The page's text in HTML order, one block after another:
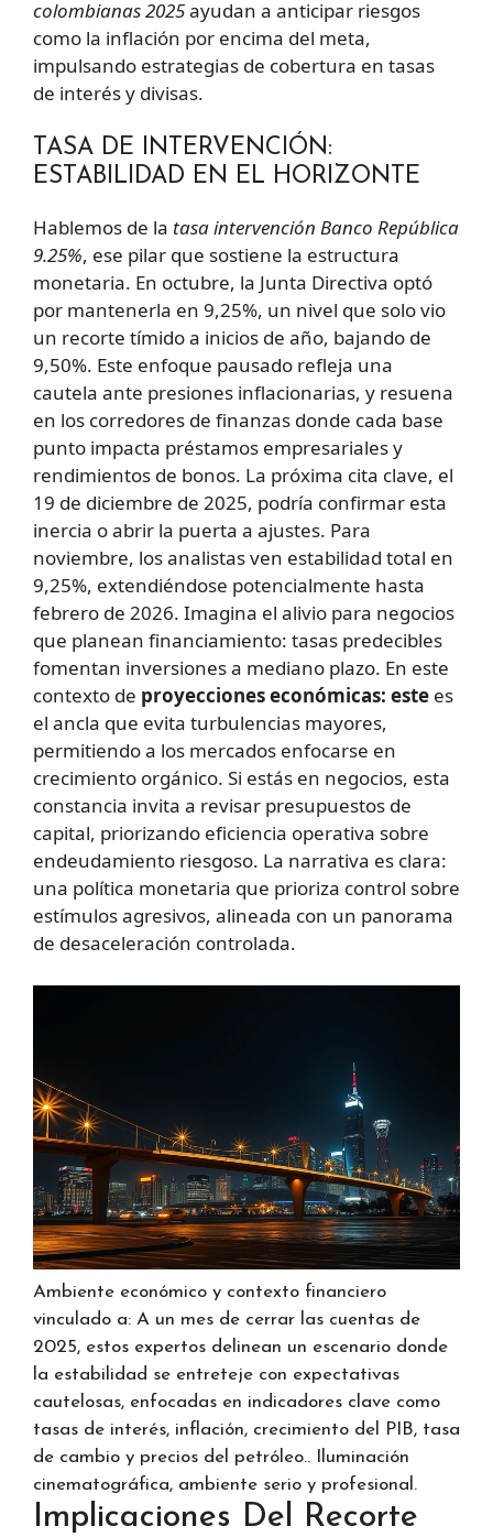
colombianas 2025ayudan a anticipar riesgos
como la inflación por encima del meta,
impulsando estrategias de cobertura en tasas
de interés y divisas.
TASA DE INTERVENCIÓN:
ESTABILIDAD EN EL HORIZONTE
Hablemos de la tasa intervención Banco República
9.25%, ese pilar que sostiene la estructura
monetaria. En octubre, la Junta Directiva optó
por mantenerla en 9,25%, un nivel que solo vio
un recorte tímido a inicios de año, bajando de
9,50%. Este enfoque pausado refleja una
cautela ante presiones inflacionarias, y resuena
en los corredores de finanzas donde cada base
punto impacta préstamos empresariales y
rendimientos de bonos. La próxima cita clave, el
19 de diciembre de 2025, podría confirmar esta
inercia o abrir la puerta a ajustes. Para
noviembre, los analistas ven estabilidad total en
9,25%, extendiéndose potencialmente hasta
febrero de 2026. Imagina el alivio para negocios
que planean financiamiento: tasas predecibles
fomentan inversiones a mediano plazo. En este
contexto de proyecciones económicas: este es
el ancla que evita turbulencias mayores,
permitiendo a los mercados enfocarse en
crecimiento orgánico. Si estás en negocios, esta
constancia invita a revisar presupuestos de
capital, priorizando eficiencia operativa sobre
endeudamiento riesgoso. La narrativa es clara:
una política monetaria que prioriza control sobre
estímulos agresivos, alineada con un panorama
de desaceleración controlada.
Ambiente económico y contexto financiero
vinculado a: A un mes de cerrar las cuentas de
2025, estos expertos delinean un escenario donde
la estabilidad se entreteje con expectativas
cautelosas, enfocadas en indicadores clave como
tasas de interés, inflación, crecimiento del PIB, tasa
de cambio y precios del petróleo.. Iluminación
cinematográfica, ambiente serio y profesional.
Implicaciones Del Recorte